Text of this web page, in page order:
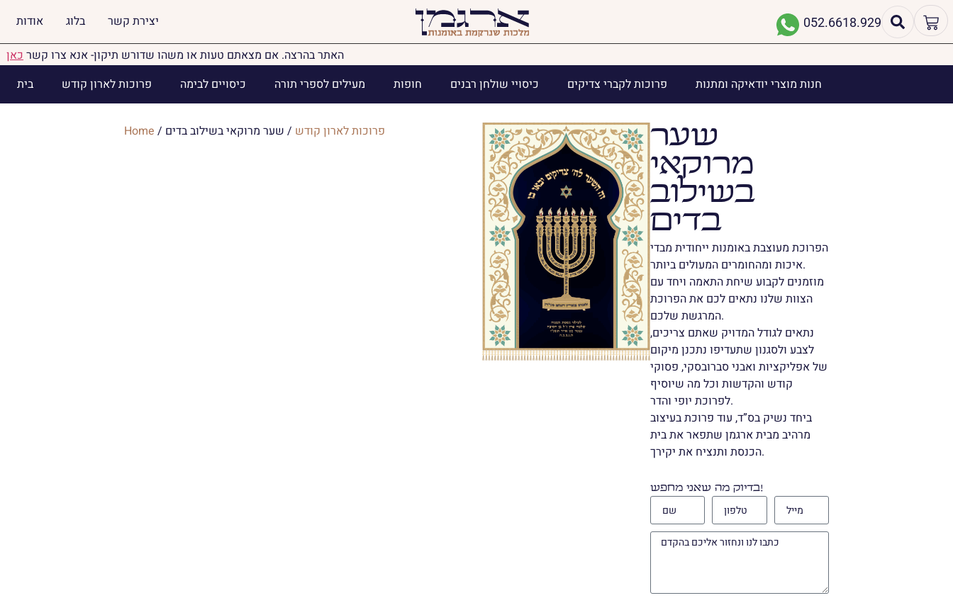
אודות בלוג יצירת קשר 052.6618.929
האתר בהרצה. אם מצאתם טעות או משהו שדורש תיקון- אנא צרו קשרכאן
בית
פרוכות לארון קודש כיסויים לבימה מעילים לספרי תורה חופות כיסויי שולחן רבנים פרוכות לקברי צדיקים חנות מוצרי יודאיקה ומתנות
Home / פרוכות לארון קודש / שער מרוקאי בשילוב בדים
שער
מרוקאי
בשילוב
בדים
הפרוכת מעוצבת באומנות ייחודית מבדי
איכות ומהחומרים המעולים ביותר.
מוזמנים לקבוע שיחת התאמה ויחד עם
הצוות שלנו נתאים לכם את הפרוכת
המרגשת שלכם.
נתאים לגודל המדויק שאתם צריכים,
לצבע ולסגנון שתעדיפו נתכנן מיקום
של אפליקציות ואבני סברובסקי, פסוקי
קודש והקדשות וכל מה שיוסיף
לפרוכת יופי והדר.
ביחד נשיק בס”ד, עוד פרוכת בעיצוב
מרהיב מבית ארגמן שתפאר את בית
הכנסת ותנציח את יקירך.
בדיוק מה שאני מחפש!